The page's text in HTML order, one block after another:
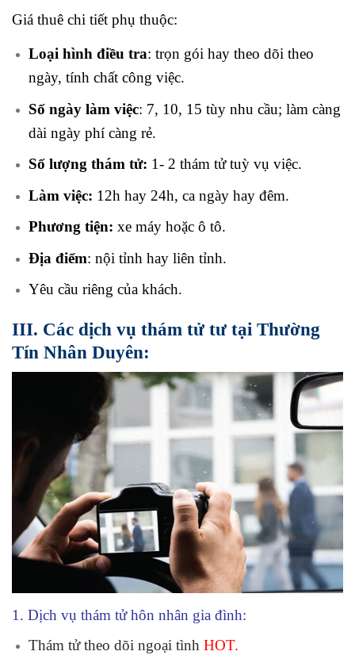
Giá thuê chi tiết phụ thuộc:
Loại hình điều tra: trọn gói hay theo dõi theo
ngày, tính chất công việc.
Số ngày làm việc: 7, 10, 15 tùy nhu cầu; làm càng
dài ngày phí càng rẻ.
Số lượng thám tử: 1- 2 thám tử tuỳ vụ việc.
Làm việc: 12h hay 24h, ca ngày hay đêm.
Phương tiện: xe máy hoặc ô tô.
Địa điểm: nội tỉnh hay liên tỉnh.
Yêu cầu riêng của khách.
III. Các dịch vụ thám tử tư tại Thường
Tín Nhân Duyên:
1. Dịch vụ thám tử hôn nhân gia đình:
Thám tử theo dõi ngoại tình HOT.